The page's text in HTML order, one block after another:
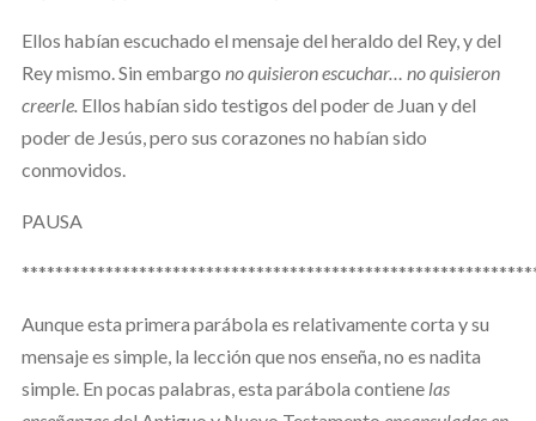
Ellos habían escuchado el mensaje del heraldo del Rey, y del
Rey mismo. Sin embargo no quisieron escuchar… no quisieron
creerle. Ellos habían sido testigos del poder de Juan y del
poder de Jesús, pero sus corazones no habían sido
conmovidos.
PAUSA
Aunque esta primera parábola es relativamente corta y su
mensaje es simple, la lección que nos enseña, no es nadita
simple. En pocas palabras, esta parábola contiene las